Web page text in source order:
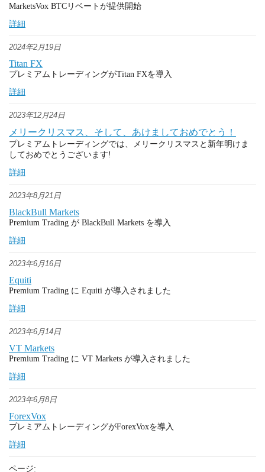
MarketsVox BTCリベートが提供開始
詳細
2024年2月19日
Titan FX
プレミアムトレーディングがTitan FXを導入
詳細
2023年12月24日
メリークリスマス、そして、あけましておめでとう！
プレミアムトレーディングでは、メリークリスマスと新年明けま
しておめでとうございます!
詳細
2023年8月21日
BlackBull Markets
Premium Trading が BlackBull Markets を導入
詳細
2023年6月16日
Equiti
Premium Trading に Equiti が導入されました
詳細
2023年6月14日
VT Markets
Premium Trading に VT Markets が導入されました
詳細
2023年6月8日
ForexVox
プレミアムトレーディングがForexVoxを導入
詳細
ページ: